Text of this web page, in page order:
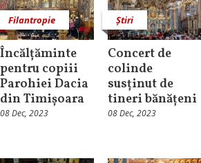
Filantropie
Încălțăminte
pentru copiii
Parohiei Dacia
din Timișoara
08 Dec, 2023
Știri
Concert de
colinde
susținut de
tineri bănățeni
08 Dec, 2023